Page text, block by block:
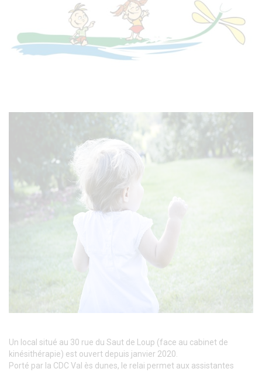
Un local situé au 30 rue du Saut de Loup (face au cabinet de
kinésithérapie) est ouvert depuis janvier 2020.
Porté par la CDC Val ès dunes, le relai permet aux assistantes